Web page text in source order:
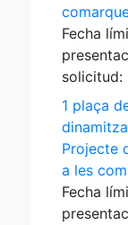
Fecha
solicitud:
1 plaça
Projecte
a les
Fecha